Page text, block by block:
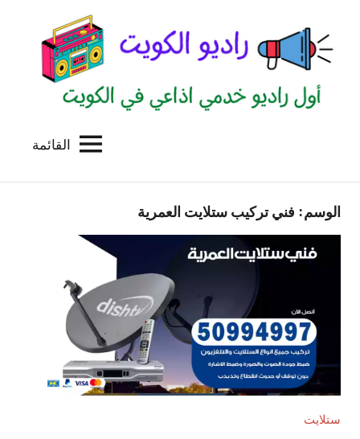
المحتوى
الكويت
للاعلانات
بالكويت
القائمة
الوسم: فني تركيب ستلايت العمرية
ستلايت